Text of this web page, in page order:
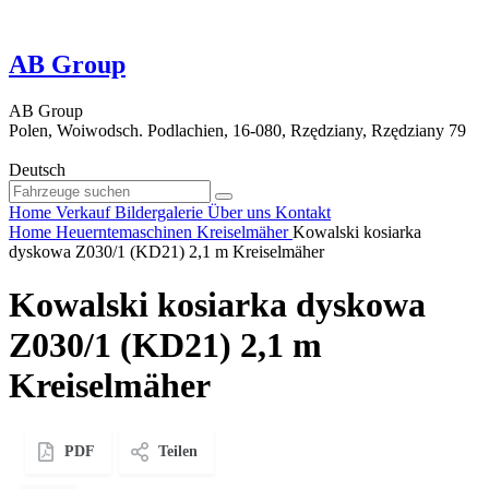
AB Group
AB Group
Polen, Woiwodsch. Podlachien, 16-080, Rzędziany, Rzędziany 79
Deutsch
Home Verkauf Bildergalerie Über uns Kontakt
Home Heuerntemaschinen Kreiselmäher Kowalski kosiarka
dyskowa Z030/1 (KD21) 2,1 m Kreiselmäher
Kowalski kosiarka dyskowa
Z030/1 (KD21) 2,1 m
Kreiselmäher
PDF Teilen